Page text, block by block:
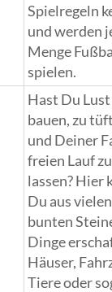
Spielregeln
und werden
Menge
spielen.
Hast Du
bauen, zu
und Deiner
freien Lauf zu
lassen? Hier
Du aus vielen
bunten
Dinge
Häuser,
Tiere oder